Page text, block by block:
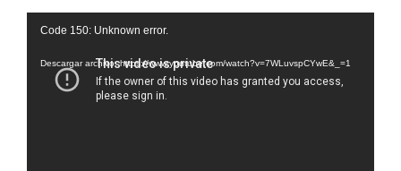
Reproductor
vídeo
Code 150: Unknown error.
Descargar archivo: https://www.youtube.com/watch?v=7WLuvspCYwE&_=1